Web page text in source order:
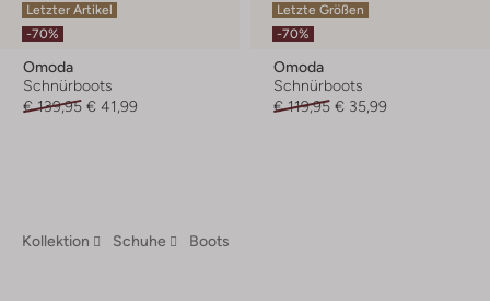
Letzter Artikel
-70%
Omoda
Schnürboots
€ 139,95 € 41,99
Letzte Größen
-70%
Omoda
Schnürboots
€ 119,95 € 35,99
Kollektion Schuhe Boots